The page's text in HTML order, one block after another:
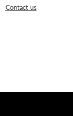
Contact us